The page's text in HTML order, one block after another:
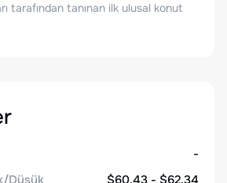
tarafından tanınan ilk ulusal konut
-
Düşük
$60.43 - $62.34